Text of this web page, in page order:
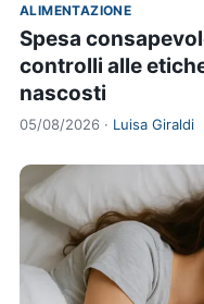
ALIMENTAZIONE
Spesa
controlli alle
nascosti
05/08/2026 · Luisa Giraldi